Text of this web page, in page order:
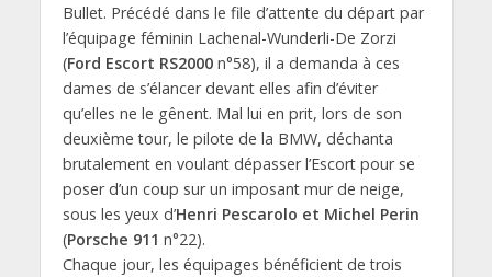
Bullet. Précédé dans le file d’attente du départ par
l’équipage féminin Lachenal-Wunderli-De Zorzi
(Ford Escort RS2000n°58), il a demanda à ces
dames de s’élancer devant elles afin d’éviter
qu’elles ne le gênent. Mal lui en prit, lors de son
deuxième tour, le pilote de la BMW, déchanta
brutalement en voulant dépasser l’Escort pour se
poser d’un coup sur un imposant mur de neige,
sous les yeux d’Henri Pescarolo et Michel Perin
(Porsche 911 n°22).
Chaque jour, les équipages bénéficient de trois